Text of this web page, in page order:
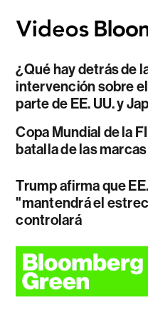
¿Qué hay detrás de
intervención sobre
parte de EE. UU. y
Copa Mundial de la
batalla de las marcas
Trump afirma que
"mantendrá el
controlará